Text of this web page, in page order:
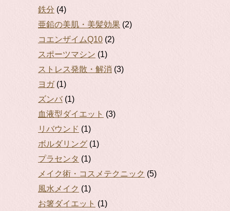
鉄分 (4)
亜鉛の美肌・美髪効果 (2)
コエンザイムQ10 (2)
スポーツマシン (1)
ストレス発散・解消 (3)
ヨガ(1)
ズンバ (1)
血液型ダイエット (3)
リバウンド (1)
ボルダリング (1)
プラセンタ (1)
メイク術・コスメテクニック (5)
風水メイク (1)
お箸ダイエット (1)